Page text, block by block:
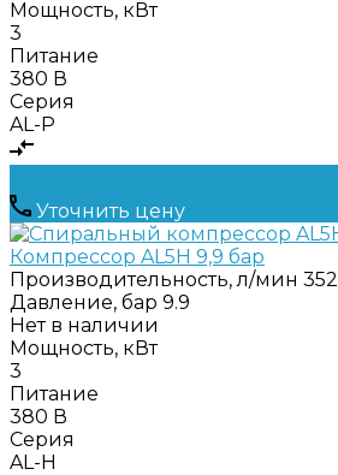
Мощность, кВт
3
Питание
380 В
Серия
AL-P
Уточнить цену
Компрессор AL5Н 9,9 бар
Производительность, л/мин 352
Давление, бар 9.9
Нет в наличии
Мощность, кВт
3
Питание
380 В
Серия
AL-H